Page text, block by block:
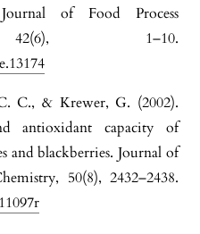
of Food Process
42(6), 1–10.
C., & Krewer, G. (2002).
antioxidant capacity of
and blackberries. Journal of
50(8), 2432–2438.